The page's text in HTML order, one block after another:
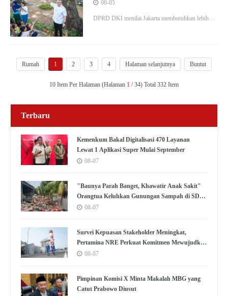
08-05
DPRD DKI menilai Jakarta membutuhkan lebih
Rumah 1 2 3 4 Halaman selanjutnya Buntut
10 Item Per Halaman (Halaman 1 / 34) Total 332 Item
Terbaru
Kemenkum Bakal Digitalisasi 470 Layanan
Lewat 1 Aplikasi Super Mulai September
08-07
"Baunya Parah Banget, Khawatir Anak Sakit"
Orangtua Keluhkan Gunungan Sampah di SDN
Kedaung Kali Angke
08-07
Survei Kepuasan Stakeholder Meningkat,
Pertamina NRE Perkuat Komitmen Mewujudkan
Transisi Energi Berkelanjutan
08-07
Pimpinan Komisi X Minta Makalah MBG yang
Catut Prabowo Diusut